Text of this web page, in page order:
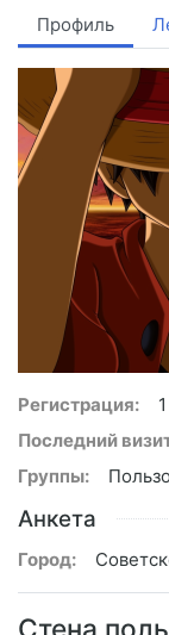
Профиль
Регистрация:
Последний
Группы:
Анкета
Город: